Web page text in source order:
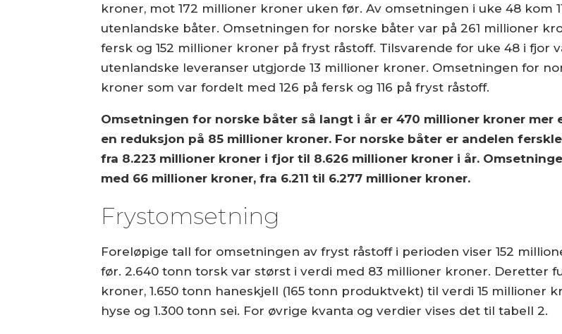
kroner, mot 172 millioner kroner uken før. Av omsetningen i uke 48 kom
utenlandske båter. Omsetningen for norske båter var på 261 millioner
fersk og 152 millioner kroner på fryst råstoff. Tilsvarende for uke 48 i fjor
utenlandske leveranser utgjorde 13 millioner kroner. Omsetningen for
kroner som var fordelt med 126 på fersk og 116 på fryst råstoff.
Omsetningen for norske båter så langt i år er 470 millioner kroner
en reduksjon på 85 millioner kroner. For norske båter er andelen
fra 8.223 millioner kroner i fjor til 8.626 millioner kroner i år.
med 66 millioner kroner, fra 6.211 til 6.277 millioner kroner.
Frystomsetning
Foreløpige tall for omsetningen av fryst råstoff i perioden viser 152
før. 2.640 tonn torsk var størst i verdi med 83 millioner kroner. Deretter
kroner, 1.650 tonn haneskjell (165 tonn produktvekt) til verdi 15 millioner
hyse og 1.300 tonn sei. For øvrige kvanta og verdier vises det til tabell 2.